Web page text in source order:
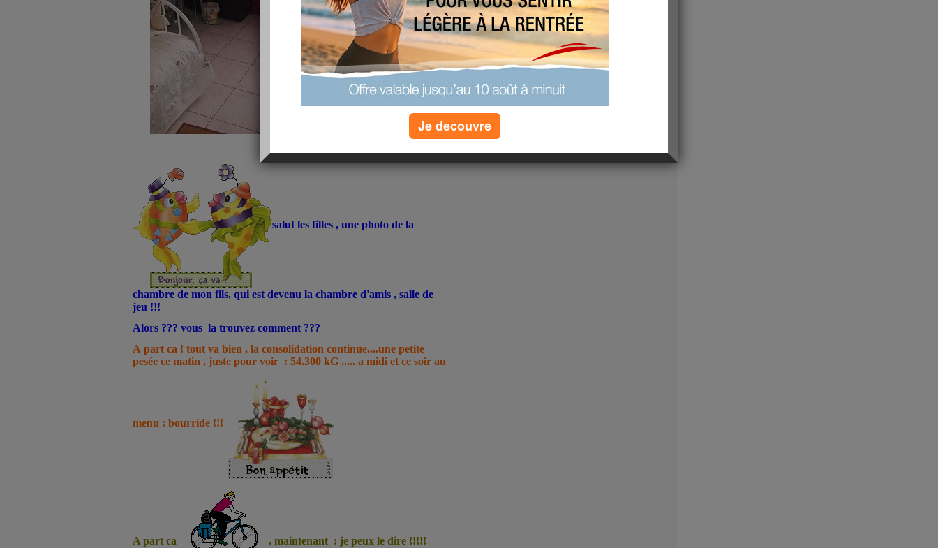
salut les filles , une photo de la
chambre de mon fils, qui est devenu la chambre d'amis , salle de
jeu !!!
Alors ??? vous la trouvez comment ???
A part ca ! tout va bien , la consolidation continue....une petite
pesée ce matin , juste pour voir : 54.300 kG ..... a midi et ce soir au
menu : bourride !!!
A part ca , maintenant : je peux le dire !!!!!
Je decouvre